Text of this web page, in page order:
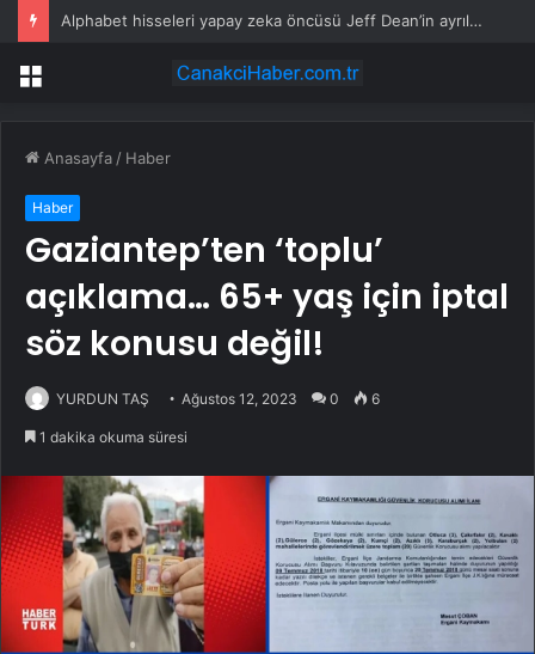
Alphabet hisseleri yapay zeka öncüsü Jeff Dean’in ayrılmasıyla %5 düştü
Menü
Anasayfa / Haber
Haber
Gaziantep’ten ‘toplu’
açıklama… 65+ yaş için iptal
söz konusu değil!
YURDUN TAŞ Ağustos 12, 2023 0 6
1 dakika okuma süresi